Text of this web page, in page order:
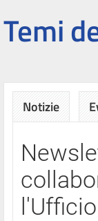
Temi
Notizie